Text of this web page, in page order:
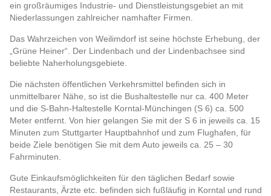
ein großräumiges Industrie- und Dienstleistungsgebiet an mit
Niederlassungen zahlreicher namhafter Firmen.
Das Wahrzeichen von Weilimdorf ist seine höchste Erhebung, der
„Grüne Heiner“. Der Lindenbach und der Lindenbachsee sind
beliebte Naherholungsgebiete.
Die nächsten öffentlichen Verkehrsmittel befinden sich in
unmittelbarer Nähe, so ist die Bushaltestelle nur ca. 400 Meter
und die S-Bahn-Haltestelle Korntal-Münchingen (S 6) ca. 500
Meter entfernt. Von hier gelangen Sie mit der S 6 in jeweils ca. 15
Minuten zum Stuttgarter Hauptbahnhof und zum Flughafen, für
beide Ziele benötigen Sie mit dem Auto jeweils ca. 25 – 30
Fahrminuten.
Gute Einkaufsmöglichkeiten für den täglichen Bedarf sowie
Restaurants, Ärzte etc. befinden sich fußläufig in Korntal und rund